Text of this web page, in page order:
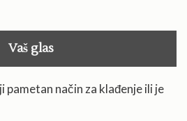
Vaš glas
pametan način za klađenje ili je